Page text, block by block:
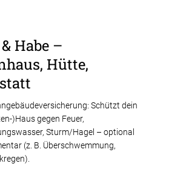
Habe –
Hütte,
Schützt dein
)Haus gegen Feuer,
Sturm/Hagel – optional
(z. B. Überschwemmung,